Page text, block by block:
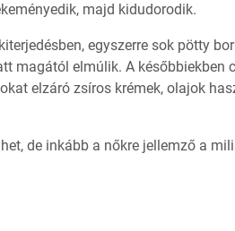
majd kidudorodik.
egyszerre sok pötty
magától elmúlik. A későbbiekben
elzáró zsíros krémek, olajok
de inkább a nőkre jellemző a